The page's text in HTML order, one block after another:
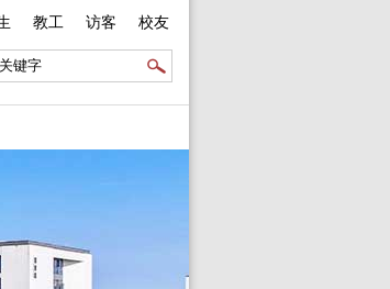
教工 访客 校友